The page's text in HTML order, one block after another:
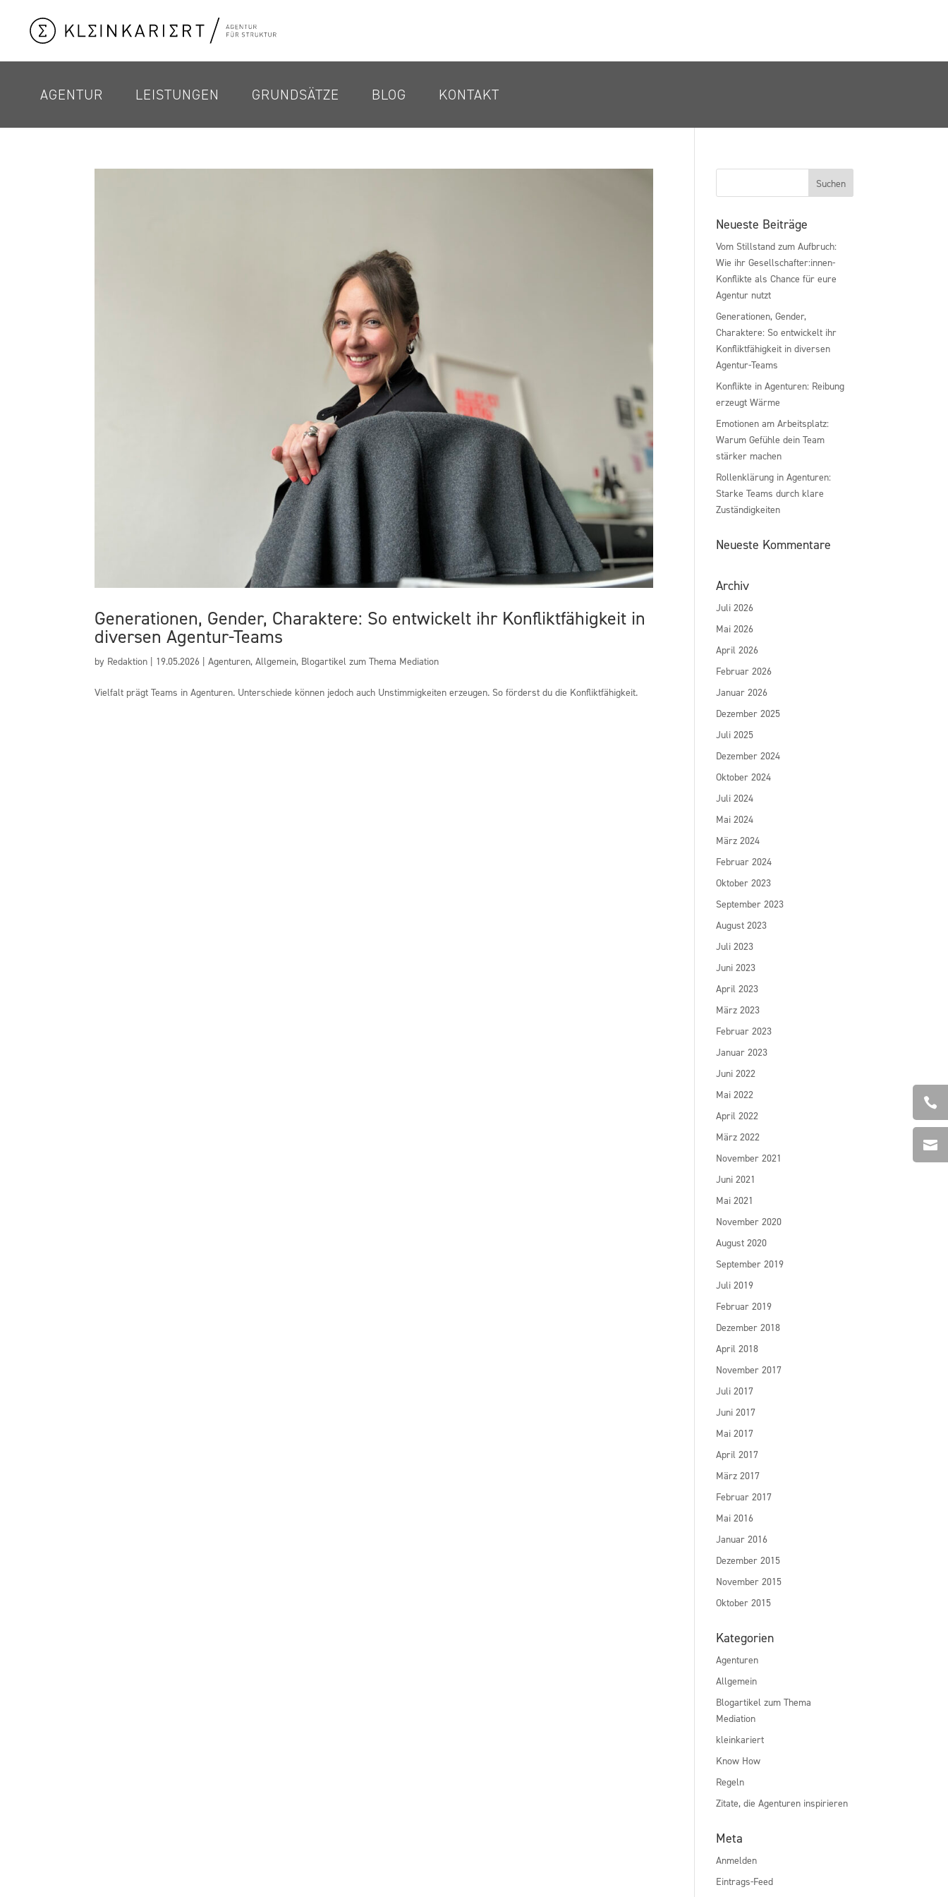
AGENTUR LEISTUNGEN GRUNDSÄTZE BLOG KONTAKT
Generationen, Gender, Charaktere: So entwickelt ihr Konfliktfähigkeit in
diversen Agentur-Teams
by Redaktion | 19.05.2026 |Agenturen,Allgemein, Blogartikel zum Thema Mediation
Vielfalt prägt Teams in Agenturen. Unterschiede können jedoch auch Unstimmigkeiten erzeugen. So förderst du die Konfliktfähigkeit.
Neueste Beiträge
Vom Stillstand zum Aufbruch:
Wie ihr Gesellschafter:innen-
Konflikte als Chance für eure
Agentur nutzt
Generationen, Gender,
Charaktere: So entwickelt ihr
Konfliktfähigkeit in diversen
Agentur-Teams
Konflikte in Agenturen: Reibung
erzeugt Wärme
Emotionen am Arbeitsplatz:
Warum Gefühle dein Team
stärker machen
Rollenklärung in Agenturen:
Starke Teams durch klare
Zuständigkeiten
Neueste Kommentare
Archiv
Juli 2026
Mai 2026
April 2026
Februar 2026
Januar 2026
Dezember 2025
Juli 2025
Dezember 2024
Oktober 2024
Juli 2024
Mai 2024
März 2024
Februar 2024
Oktober 2023
September 2023
August 2023
Juli 2023
Juni 2023
April 2023
März 2023
Februar 2023
Januar 2023
Juni 2022
Mai 2022
April 2022
März 2022
November 2021
Juni 2021
Mai 2021
November 2020
August 2020
September 2019
Juli 2019
Februar 2019
Dezember 2018
April 2018
November 2017
Juli 2017
Juni 2017
Mai 2017
April 2017
März 2017
Februar 2017
Mai 2016
Januar 2016
Dezember 2015
November 2015
Oktober 2015
Kategorien
Agenturen
Allgemein
Blogartikel zum Thema
Mediation
kleinkariert
Know How
Regeln
Zitate, die Agenturen inspirieren
Meta
Anmelden
Eintrags-Feed

